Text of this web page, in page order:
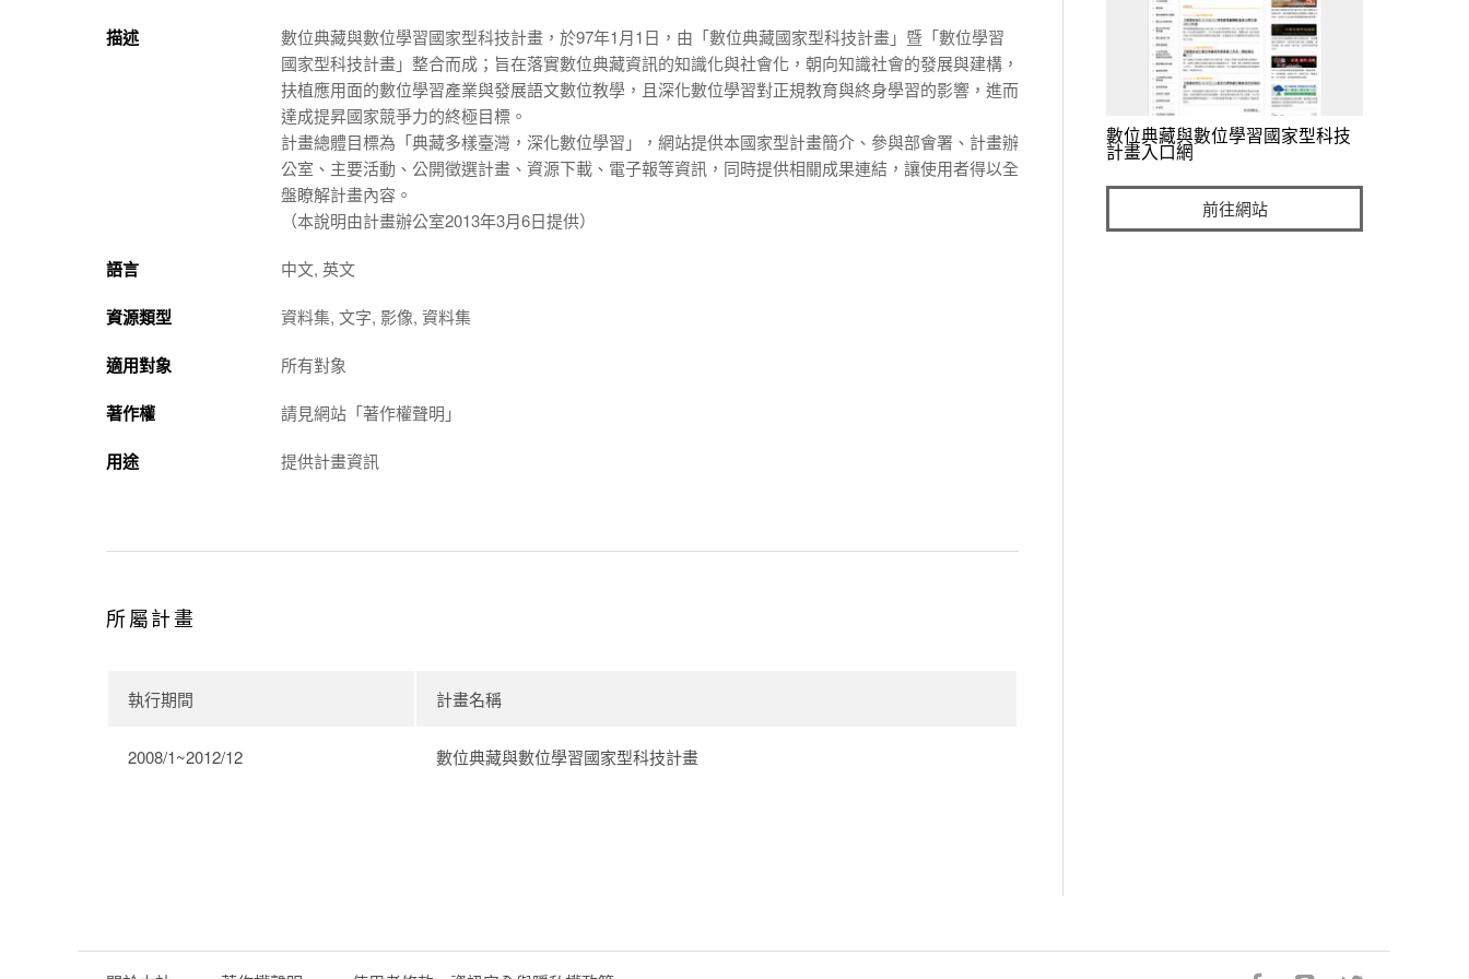
描述
數位典藏與數位學習國家型科技計畫 ，於97年1月1日，由「數位典藏國家型科技計畫」暨「數位學習
國家型科技計畫」整合而成；旨在落實數位典藏資訊的知識化與社會化，朝向知識社會的發展與建構，
扶植應用面的數位學習產業與發展語文數位教學，且深化數位學習對正規教育與終身學習的影響，進而
達成提昇國家競爭力的終極目標。
計畫總體目標為「典藏多樣臺灣，深化數位學習」，網站提供本國家型計畫簡介、參與部會署、計畫辦
公室、主要活動、公開徵選計畫、資源下載、電子報等資訊，同時提供相關成果連結，讓使用者得以全
盤瞭解計畫內容。
（本說明由計畫辦公室2013年3月6日提供）
語言 中文, 英文
資源類型 資料集, 文字, 影像, 資料集
適用對象 所有對象
著作權 請見網站「著作權聲明」
用途 提供計畫資訊
所屬計畫
執行期間 計畫名稱
2008/1~2012/12 數位典藏與數位學習國家型科技計畫
數位典藏與數位學習國家型科技
計畫入口網
前往網站